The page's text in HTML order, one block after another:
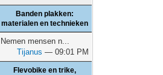
Banden plakken:
materialen en technieken
Nemen mensen n...
Tijanus — 09:01 PM
Flevobike en trike,